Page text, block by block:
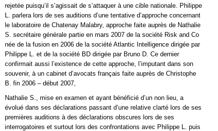
rejetée puisqu’il s’agissait de s’attaquer à une cible nationale. Philippe
L. parlera lors de ses auditions d’une tentative d’approche concernant
le laboratoire de Chatenay Malabry, approche faite auprès de Nathalie
S. secrétaire générale partie en mars 2007 de la société Risk and Co
née de la fusion en 2006 de la société Atlantic Intelligence dirigée par
Philippe L. et de la société BD dirigée par Bruno D. Ce dernier
confirmait aussi l’existence de cette approche, l’imputant dans son
souvenir, à un cabinet d’avocats français faite auprès de Christophe
B. fin 2006 – début 2007,
Nathalie S., mise en examen et ayant bénéficié d’un non lieu, a
évolué dans ses déclarations passant d’une relative clarté lors de ses
premières auditions à des déclarations obscures lors de ses
interrogatoires et surtout lors des confrontations avec Philippe L. puis